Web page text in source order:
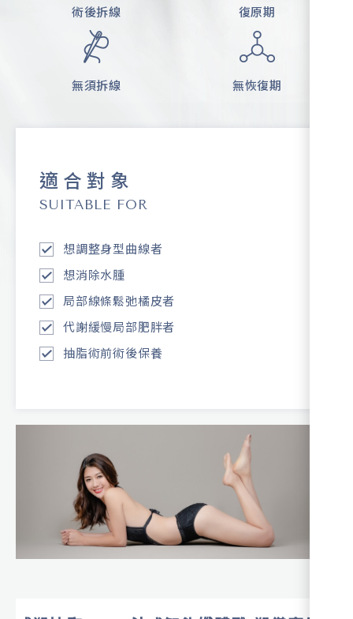
術後拆線
無須拆線
復原期
無恢復期
適合對象
SUITABLE FOR
想調整身型曲線者
想消除水腫
局部線條鬆弛橘皮者
代謝緩慢局部肥胖者
抽脂術前術後保養